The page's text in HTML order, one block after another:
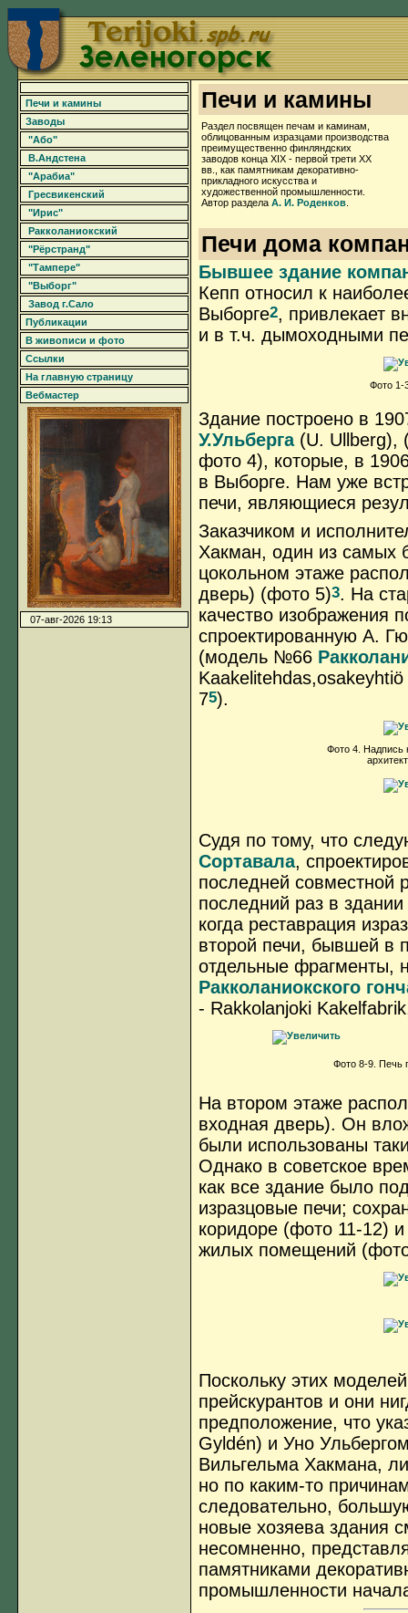
Печи и камины
Заводы
"Або"
В.Андстена
"Арабиа"
Гресвикенский
"Ирис"
Ракколаниокский
"Рёрстранд"
"Тампере"
"Выборг"
Завод г.Сало
Публикации
В живописи и фото
Ссылки
На главную страницу
Вебмастер
07-авг-2026 19:13
Печи и камины
Раздел посвящен печам и каминам,
облицованным изразцами производства
преимущественно финляндских
заводов конца XIX - первой трети XX
вв., как памятникам декоративно-
прикладного искусства и
художественной промышленности.
Автор раздела А. И. Роденков
Печи дома
Бывшее здание
Кепп относил к
Выборге2, привлекает
и в т.ч. дымоходными
Фото 1-
Здание построено в
У.Ульберга(U. Ullberg),
фото 4), которые, в
в Выборге. Нам уже
печи, являющиеся
Заказчиком и
Хакман, один из самых
цокольном этаже
дверь) (фото 5)3. На
качество изображения
спроектированную А.
(модель №66
75).
Фото 4. Надпись
Судя по тому, что
Сортавала,
последней совместной
последний раз в
когда реставрация
второй печи, бывшей в
отдельные фрагменты,
Ракколаниокского
- Rakkolanjoki
Фото 8-9. Печь
На втором этаже
входная дверь). Он
были использованы
Однако в советское
как все здание было
изразцовые печи;
коридоре (фото 11-12)
жилых помещений
Поскольку этих
прейскурантов и они
предположение, что
Gyldén) и Уно
Вильгельма Хакмана,
но по каким-то
следовательно,
новые хозяева здания
несомненно,
памятниками
промышленности